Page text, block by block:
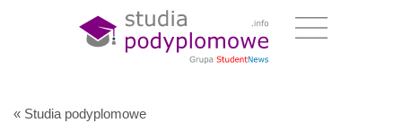
« Studia podyplomowe